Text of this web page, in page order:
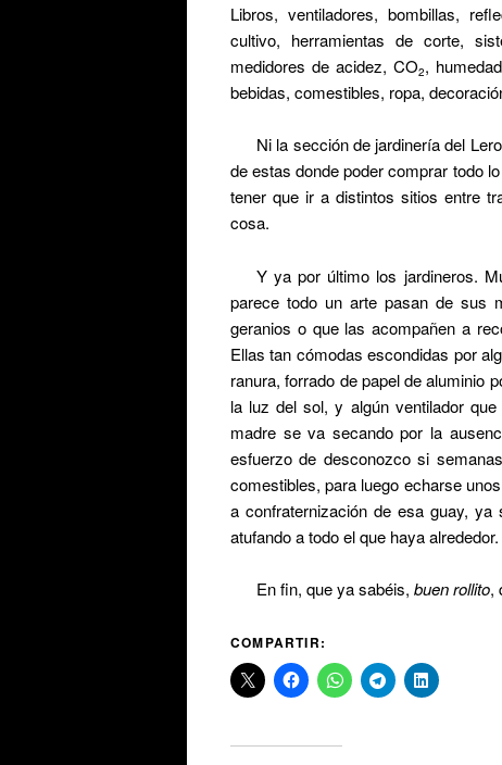
Libros, ventiladores, bombillas,
cultivo, herramientas de corte,
medidores de acidez, CO2,
bebidas, comestibles, ropa,
Ni la sección de jardinería del
de estas donde poder comprar todo
tener que ir a distintos sitios entre
cosa.
Y ya por último los jardineros.
parece todo un arte pasan de sus
geranios o que las acompañen a
Ellas tan cómodas escondidas por
ranura, forrado de papel de aluminio
la luz del sol, y algún ventilador
madre se va secando por la
esfuerzo de desconozco si
comestibles, para luego echarse
a confraternización de esa guay,
atufando a todo el que haya alrededor.
En fin, que ya sabéis, buen rollito,
COMPARTIR: